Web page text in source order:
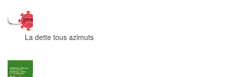
La dette tous azimuts